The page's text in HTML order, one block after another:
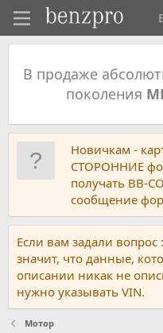
В продаже
поколения
Новичкам -
СТОРОННИЕ
получать BB-
сообщение
Если вам задали
значит, что данные,
описании никак не
нужно указывать VIN.
Мотор